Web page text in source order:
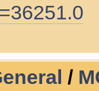
/